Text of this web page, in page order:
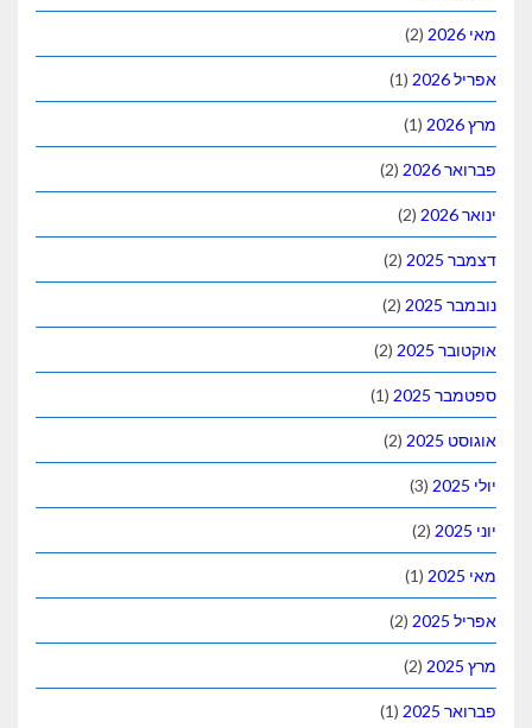
מאי 2026 (2)
אפריל 2026 (1)
מרץ 2026 (1)
פברואר 2026 (2)
ינואר 2026 (2)
דצמבר 2025 (2)
נובמבר 2025 (2)
אוקטובר 2025 (2)
ספטמבר 2025 (1)
אוגוסט 2025 (2)
יולי 2025 (3)
יוני 2025 (2)
מאי 2025 (1)
אפריל 2025 (2)
מרץ 2025 (2)
פברואר 2025 (1)